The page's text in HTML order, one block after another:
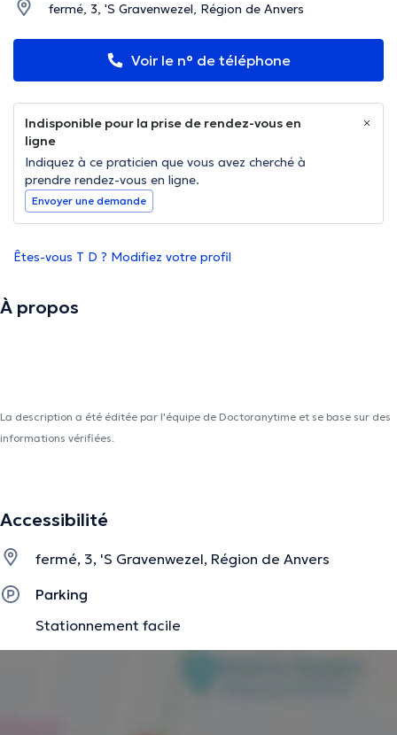
fermé, 3, 'S Gravenwezel, Région de Anvers
Voir le n° de téléphone
Indisponible pour la prise de rendez-vous en
ligne
Indiquez à ce praticien que vous avez cherché à
prendre rendez-vous en ligne.
Envoyer une demande
Êtes-vous T D ? Modifiez votre profil
À propos
La description a été éditée par l'équipe de Doctoranytime et se base sur des
informations vérifiées.
Accessibilité
fermé, 3, 'S Gravenwezel, Région de Anvers
Parking
Stationnement facile